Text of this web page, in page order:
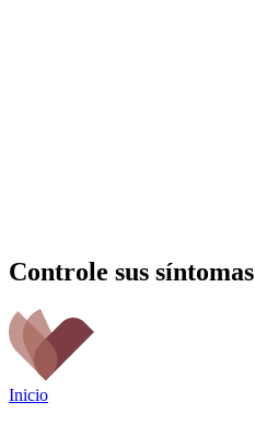
Controle sus síntomas
Inicio